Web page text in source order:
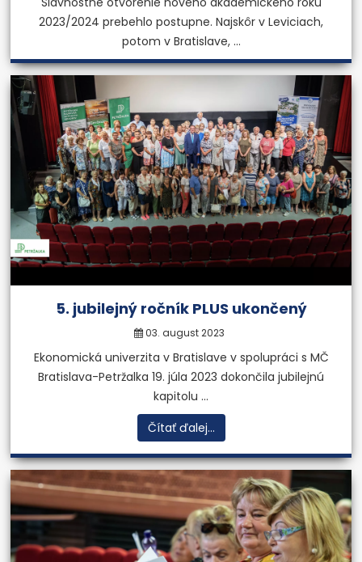
2023/2024 prebehlo postupne. Najskôr v Leviciach,
potom v Bratislave, ...
5. jubilejný ročník PLUS ukončený
03. august 2023
Ekonomická univerzita v Bratislave v spolupráci s MČ
Bratislava-Petržalka 19. júla 2023 dokončila jubilejnú
kapitolu ...
Čítať ďalej...